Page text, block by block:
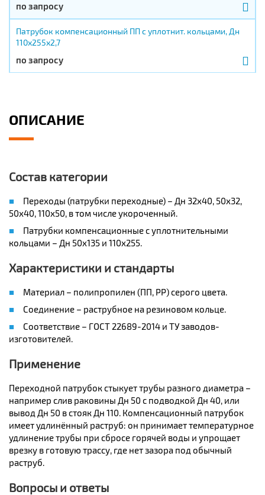
по запросу
Патрубок компенсационный ПП с уплотнит. кольцами, Дн
110х255х2,7
по запросу
ОПИСАНИЕ
Состав категории
Переходы (патрубки переходные) – Дн 32х40, 50х32,
50х40, 110х50, в том числе укороченный.
Патрубки компенсационные с уплотнительными
кольцами – Дн 50х135 и 110х255.
Характеристики и стандарты
Материал – полипропилен (ПП, PP) серого цвета.
Соединение – раструбное на резиновом кольце.
Соответствие – ГОСТ 22689-2014 и ТУ заводов-
изготовителей.
Применение
Переходной патрубок стыкует трубы разного диаметра –
например слив раковины Дн 50 с подводкой Дн 40, или
вывод Дн 50 в стояк Дн 110. Компенсационный патрубок
имеет удлинённый раструб: он принимает температурное
удлинение трубы при сбросе горячей воды и упрощает
врезку в готовую трассу, где нет зазора под обычный
раструб.
Вопросы и ответы